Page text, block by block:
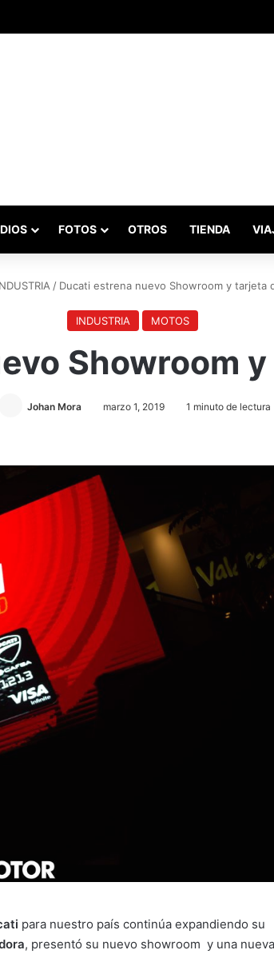
FOTOS OTROS TIENDA
/ Ducati estrena nuevo Showroom y tarjeta
INDUSTRIA MOTOS
Showroom
Johan Mora marzo 1, 2019 1 minuto de lectura
para nuestro país continúa expandiendo su
, presentó su nuevo showroom y una nueva